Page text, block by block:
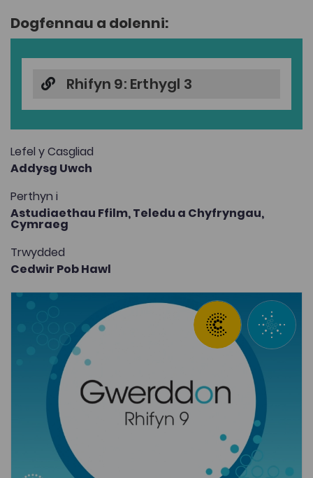
Dogfennau a dolenni:
Rhifyn 9: Erthygl 3
Lefel y Casgliad
Addysg Uwch
Perthyn i
Astudiaethau Ffilm, Teledu a Chyfryngau,
Cymraeg
Trwydded
Cedwir Pob Hawl